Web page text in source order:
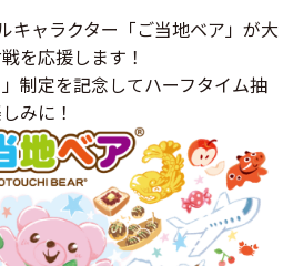
キャラクター「ご当地ベア」が大
を応援します！
制定を記念してハーフタイム抽
みに！